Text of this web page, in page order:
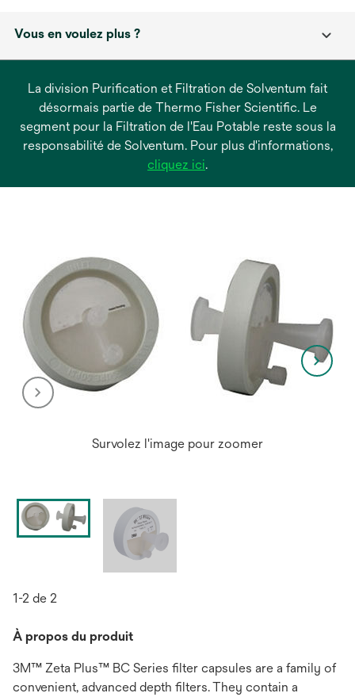
Vous en voulez plus ?
La division Purification et Filtration de Solventum fait
désormais partie de Thermo Fisher Scientific. Le
segment pour la Filtration de l'Eau Potable reste sous la
responsabilité de Solventum. Pour plus d'informations,
cliquez icis’ouvre
.
Survolez l'image pour zoomer
1-2 de 2
À propos du produit
3M™ Zeta Plus™ BC Series filter capsules are a family of
convenient, advanced depth filters. They contain a